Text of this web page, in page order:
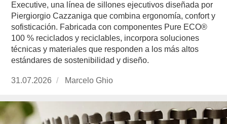
Executive, una línea de sillones ejecutivos diseñada por
Piergiorgio Cazzaniga que combina ergonomía, confort y
sofisticación. Fabricada con componentes Pure ECO®
100 % reciclados y reciclables, incorpora soluciones
técnicas y materiales que responden a los más altos
estándares de sostenibilidad y diseño.
Publicado
31.07.2026
https://www.experimenta.es/author/marcelo-
Marcelo Ghio